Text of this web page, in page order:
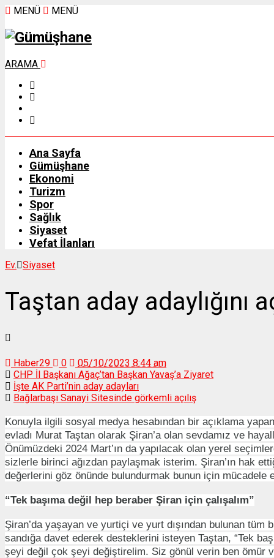
MENÜ MENÜ
ARAMA
Ana Sayfa
Gümüşhane
Ekonomi
Turizm
Spor
Sağlık
Siyaset
Vefat İlanları
Ev. Siyaset
Taştan aday adaylığını
Haber29 0
05/10/2023 8:44 am
CHP İl Başkanı Ağaç’tan Başkan Yavaş’a Ziyaret
İşte AK Parti’nin aday adayları
Bağlarbaşı Sanayi Sitesinde görkemli açılış
Konuyla ilgili sosyal medya hesabından bir açıklama
evladı Murat Taştan olarak Şiran’a olan sevdamız ve
Önümüzdeki 2024 Mart’ın da yapılacak olan yerel
sizlerle birinci ağızdan paylaşmak isterim. Şiran’ın hak
değerlerini göz önünde bulundurmak bunun için mücadele
“Tek başıma değil hep beraber Şiran için çalışalım”
Şiran’da yaşayan ve yurtiçi ve yurt dışından bulunan
sandığa davet ederek desteklerini isteyen Taştan, “Tek
şeyi değil çok şeyi değiştirelim. Siz gönül verin ben ömür